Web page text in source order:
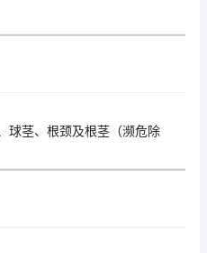
球茎、根颈及根茎（濒危除